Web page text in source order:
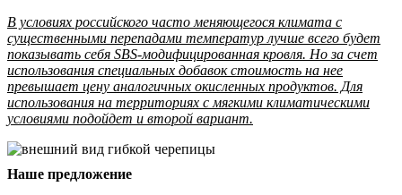
В условиях российского часто меняющегося климата с
существенными перепадами температур лучше всего будет
показывать себя SBS-модифицированная кровля. Но за счет
использования специальных добавок стоимость на нее
превышает цену аналогичных окисленных продуктов. Для
использования на территориях с мягкими климатическими
условиями подойдет и второй вариант.
Наше предложение